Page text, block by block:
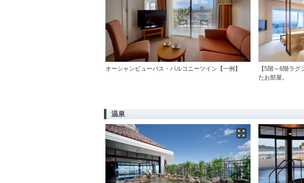
オーシャンビューバス・バルコニーツイン【一例】
【5階～6階ラ
たお部屋。
温泉